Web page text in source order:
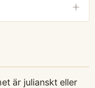
är julianskt eller